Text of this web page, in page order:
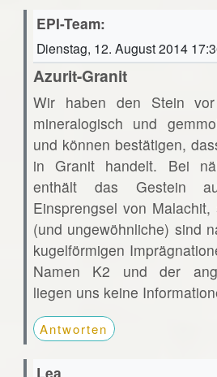
EPI-Team:
Dienstag, 12. August 2014
Azurit-Granit
Wir haben den Stein
mineralogisch und
und können bestätigen,
in Granit handelt. Bei
enthält das Gestein
Einsprengsel von
(und ungewöhnliche) sind
kugelförmigen
Namen K2 und der
liegen uns keine
Antworten
Lea